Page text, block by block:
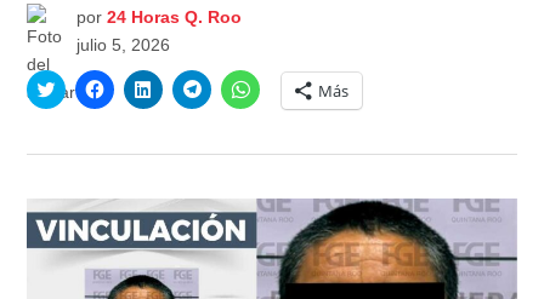
por 24 Horas Q. Roo
julio 5, 2026
Haz
clic
en
abre
en
una
ventana
nueva)
Haz
clic
en
abre
en
una
ventana
nueva)
Haz
clic
en
abre
en
una
ventana
nueva)
Haz
clic
en
abre
en
una
ventana
nueva)
Haz
clic
para
en
abre
en
una
ventana
nueva)
Más